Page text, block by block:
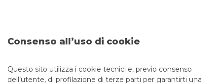
Consenso all’uso di cookie
Questo sito utilizza i cookie tecnici e, previo consenso
dell’utente, di profilazione di terze parti per garantirti una
29/7/2024